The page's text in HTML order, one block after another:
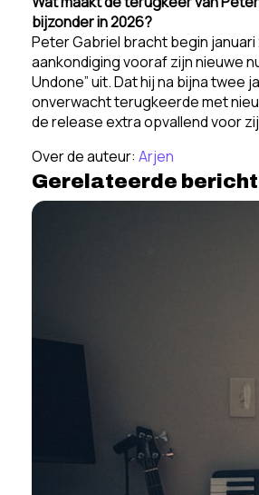
bijzonder in 2026?
Peter Gabriel bracht begin
aankondiging vooraf zijn nieuwe
Undone” uit. Dat hij na bijna twee
onverwacht terugkeerde met
de release extra opvallend voor
Over de auteur: Arjen
Gerelateerde